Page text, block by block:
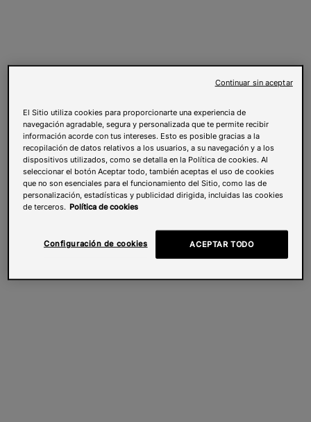
El Sitio utiliza cookies para proporcionarte una experiencia de
navegación agradable, segura y personalizada que te permite recibir
información acorde con tus intereses. Esto es posible gracias a la
recopilación de datos relativos a los usuarios, a su navegación y a los
dispositivos utilizados, como se detalla en la Política de cookies. Al
seleccionar el botón Aceptar todo, también aceptas el uso de cookies
que no son esenciales para el funcionamiento del Sitio, como las de
personalización, estadísticas y publicidad dirigida, incluidas las cookies
de terceros. Política de cookies
Configuración de cookies ACEPTAR TODO
Continuar sin aceptar